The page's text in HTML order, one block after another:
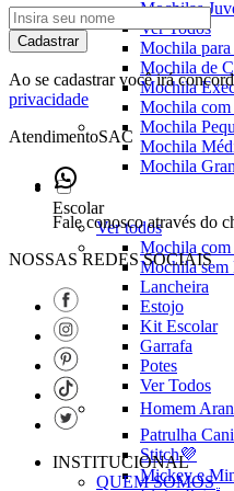
Mochilas
Ver Todos
Mochila
Mochila de
Mochila
Mochila com
Mochila
Mochila
Mochila
Escolar
Ver todos
Mochila com
Mochila sem
Lancheira
Estojo
Kit Escolar
Garrafa
Potes
Ver Todos
Homem
Patrulha
Stitch💜
Mickey e
Cadastrar
Ao se cadastrar você irá
privacidade
AtendimentoSAC
Fale conosco através do
NOSSAS REDES SOCIAIS
INSTITUCIONAL
QUEM SOMOS